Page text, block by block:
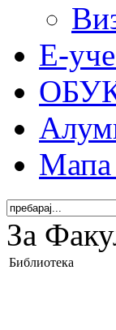
Е-
Мапа
За
Библиотека